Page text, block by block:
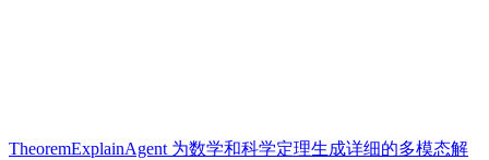
TheoremExplainAgent 为数学和科学定理生成详细的多模态解